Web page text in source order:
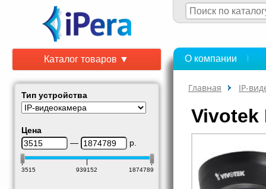
Каталог товаров ▼
Тип устройства
Цена
—
р.
3515 939152 1874789
О компании
Главная IP-
Vivotek